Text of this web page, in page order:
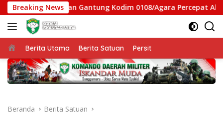
Langsung
ke
konten
Breaking News
Jembatan Gantung Kodim 0108/Agara Percepat Akses
Beranda
Berita Utama Berita Satuan Persit
Beranda Berita Satuan